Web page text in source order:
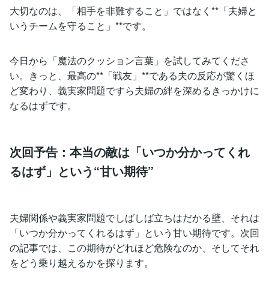
大切なのは、「相手を非難すること」ではなく**「夫婦と
いうチームを守ること」**です。
今日から「魔法のクッション言葉」を試してみてくださ
い。きっと、最高の**「戦友」**である夫の反応が驚くほ
ど変わり、義実家問題ですら夫婦の絆を深めるきっかけに
なるはずです。
次回予告：本当の敵は「いつか分かってくれ
るはず」という“甘い期待”
夫婦関係や義実家問題でしばしば立ちはだかる壁、それは
「いつか分かってくれるはず」という甘い期待です。次回
の記事では、この期待がどれほど危険なのか、そしてそれ
をどう乗り越えるかを探ります。